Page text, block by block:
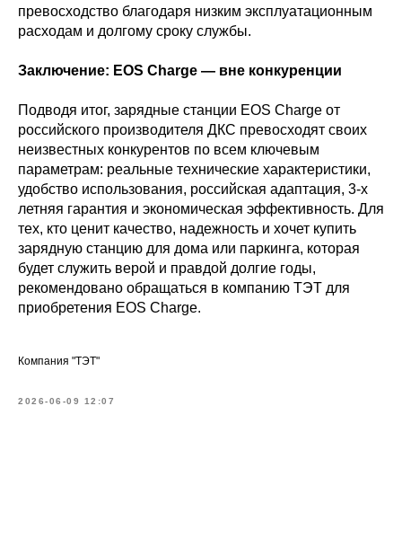
превосходство благодаря низким эксплуатационным
расходам и долгому сроку службы.
Заключение: EOS Charge — вне конкуренции
Подводя итог, зарядные станции EOS Charge от
российского производителя ДКС превосходят своих
неизвестных конкурентов по всем ключевым
параметрам: реальные технические характеристики,
удобство использования, российская адаптация, 3-х
летняя гарантия и экономическая эффективность. Для
тех, кто ценит качество, надежность и хочет купить
зарядную станцию для дома или паркинга, которая
будет служить верой и правдой долгие годы,
рекомендовано обращаться в компанию ТЭТ для
приобретения EOS Charge.
Компания "ТЭТ"
2026-06-09 12:07